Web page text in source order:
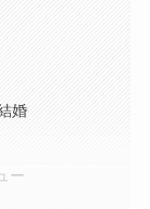
婚
ー